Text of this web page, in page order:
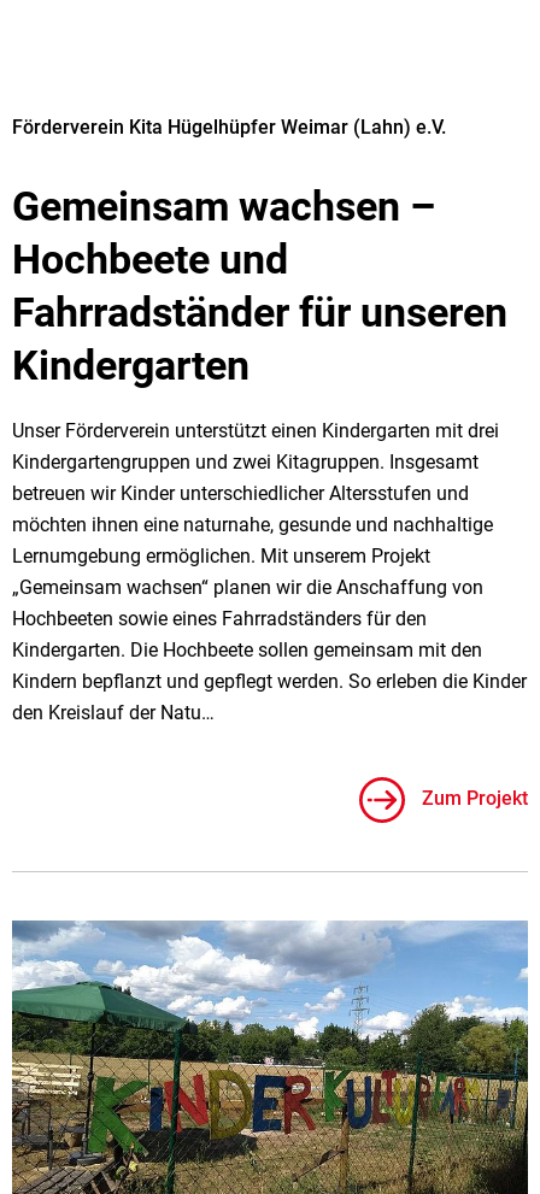
Gemeinsam wachsen –
Hochbeete und
Fahrradständer für unseren
Kindergarten
Förderverein Kita Hügelhüpfer Weimar (Lahn) e.V.
Unser Förderverein unterstützt einen Kindergarten mit drei
Kindergartengruppen und zwei Kitagruppen. Insgesamt
betreuen wir Kinder unterschiedlicher Altersstufen und
möchten ihnen eine naturnahe, gesunde und nachhaltige
Lernumgebung ermöglichen. Mit unserem Projekt
„Gemeinsam wachsen“ planen wir die Anschaffung von
Hochbeeten sowie eines Fahrradständers für den
Kindergarten. Die Hochbeete sollen gemeinsam mit den
Kindern bepflanzt und gepflegt werden. So erleben die Kinder
den Kreislauf der Natu…
Zum Projekt